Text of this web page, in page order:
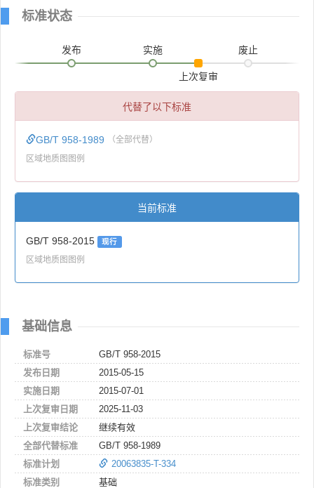
标准状态
发布 实施
上次复审
废止
代替了以下标准
GB/T 958-1989 （全部代替）
区域地质图图例
当前标准
GB/T 958-2015 现行
区域地质图图例
基础信息
标准号
GB/T 958-2015
发布日期
2015-05-15
实施日期
2015-07-01
上次复审日期
2025-11-03
上次复审结论
继续有效
全部代替标准
GB/T 958-1989
标准计划
20063835-T-334
标准类别
基础